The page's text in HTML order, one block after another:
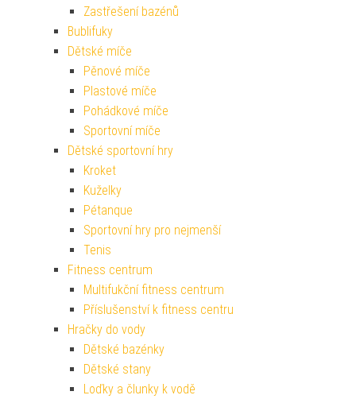
Zastřešení bazénů
Bublifuky
Dětské míče
Pěnové míče
Plastové míče
Pohádkové míče
Sportovní míče
Dětské sportovní hry
Kroket
Kuželky
Pétanque
Sportovní hry pro nejmenší
Tenis
Fitness centrum
Multifukční fitness centrum
Příslušenství k fitness centru
Hračky do vody
Dětské bazénky
Dětské stany
Loďky a člunky k vodě